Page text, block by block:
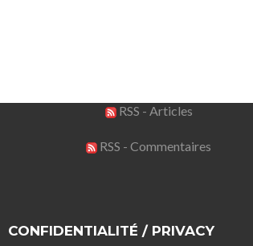
RSS - Articles
RSS - Commentaires
CONFIDENTIALITÉ / PRIVACY